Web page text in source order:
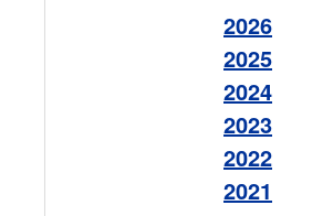
2026
2025
2024
2023
2022
2021